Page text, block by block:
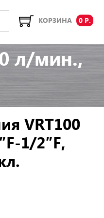
КОРЗИНА 0 Р.
л/мин.,
VRT100
1/2″F,